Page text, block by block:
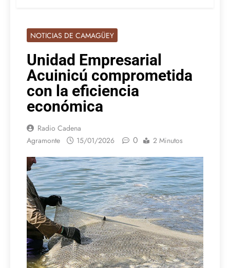
NOTICIAS DE CAMAGÜEY
Unidad Empresarial
Acuinicú comprometida
con la eficiencia
económica
Radio Cadena
Agramonte
15/01/2026 0 2 Minutos